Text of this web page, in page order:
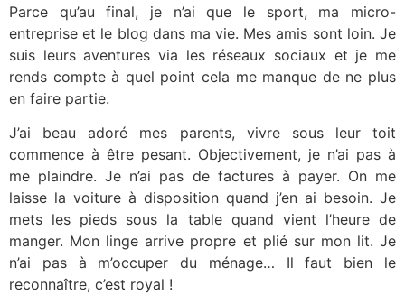
Parce qu’au final, je n’ai que le sport, ma micro-
entreprise et le blog dans ma vie. Mes amis sont loin. Je
suis leurs aventures via les réseaux sociaux et je me
rends compte à quel point cela me manque de ne plus
en faire partie.
J’ai beau adoré mes parents, vivre sous leur toit
commence à être pesant. Objectivement, je n’ai pas à
me plaindre. Je n’ai pas de factures à payer. On me
laisse la voiture à disposition quand j’en ai besoin. Je
mets les pieds sous la table quand vient l’heure de
manger. Mon linge arrive propre et plié sur mon lit. Je
n’ai pas à m’occuper du ménage… Il faut bien le
reconnaître, c’est royal !